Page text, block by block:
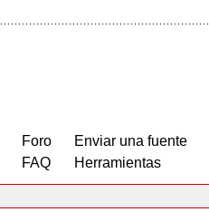
Foro
FAQ
Enviar una fuente
Herramientas